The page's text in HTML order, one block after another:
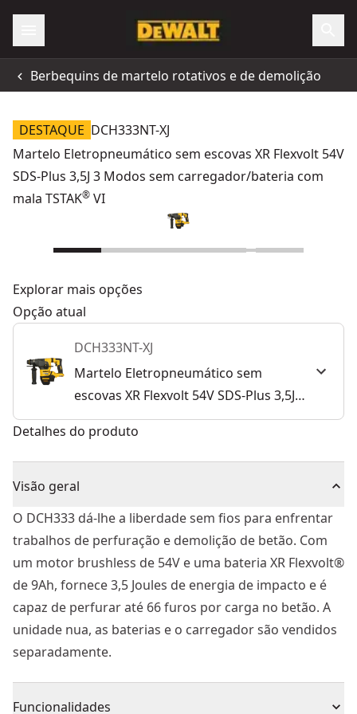
Berbequins de martelo rotativos e de demolição
DESTAQUE DCH333NT-XJ
Martelo Eletropneumático sem escovas XR Flexvolt 54V
SDS-Plus 3,5J 3 Modos sem carregador/bateria com
mala TSTAK® VI
Explorar mais opções
Opção atual
DCH333NT-XJ
Martelo Eletropneumático sem
escovas XR Flexvolt 54V SDS-Plus 3,5J 3
Modos sem carregador/bateria com
mala TSTAK® VI
Detalhes do produto
Visão geral
O DCH333 dá-lhe a liberdade sem fios para enfrentar
trabalhos de perfuração e demolição de betão. Com
um motor brushless de 54V e uma bateria XR Flexvolt®
de 9Ah, fornece 3,5 Joules de energia de impacto e é
capaz de perfurar até 66 furos por carga no betão. A
unidade nua, as baterias e o carregador são vendidos
separadamente.
Funcionalidades